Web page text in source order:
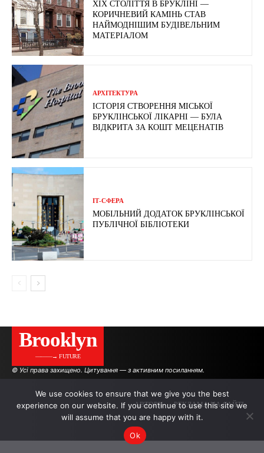
ХІХ СТОЛІТТЯ В БРУКЛІНІ —
КОРИЧНЕВИЙ КАМІНЬ СТАВ
НАЙМОДНІШИМ БУДІВЕЛЬНИМ
МАТЕРІАЛОМ
АРХІТЕКТУРА
ІСТОРІЯ СТВОРЕННЯ МІСЬКОЇ
БРУКЛІНСЬКОЇ ЛІКАРНІ — БУЛА
ВІДКРИТА ЗА КОШТ МЕЦЕНАТІВ
ІТ-СФЕРА
МОБІЛЬНИЙ ДОДАТОК БРУКЛІНСЬКОЇ
ПУБЛІЧНОЇ БІБЛІОТЕКИ
Brooklyn
———→ FUTURE
© Усі права захищено. Цитування — з активним посиланням.
АВТОРИ РЕКЛАМА НА САЙТІ
We use cookies to ensure that we give you the best
experience on our website. If you continue to use this site we
will assume that you are happy with it.
Ok